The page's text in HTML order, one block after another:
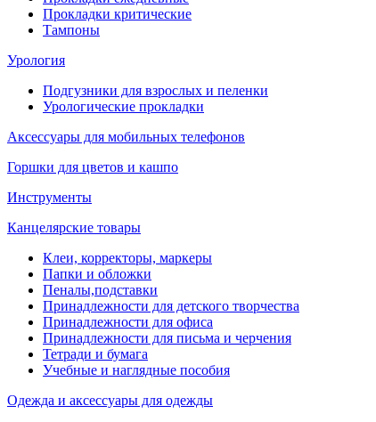
Прокладки критические
Тампоны
Урология
Подгузники для взрослых и пеленки
Урологические прокладки
Аксессуары для мобильных телефонов
Горшки для цветов и кашпо
Инструменты
Канцелярские товары
Клеи, корректоры, маркеры
Папки и обложки
Пеналы,подставки
Принадлежности для детского творчества
Принадлежности для офиса
Принадлежности для письма и черчения
Тетради и бумага
Учебные и наглядные пособия
Одежда и аксессуары для одежды